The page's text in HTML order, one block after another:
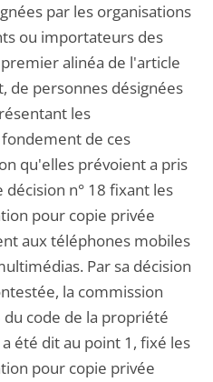
par les organisations
ou importateurs des
alinéa de l'article
de personnes désignées
les
de ces
qu'elles prévoient a pris
n° 18 fixant les
pour copie privée
aux téléphones mobiles
Par sa décision
la commission
code de la propriété
été dit au point 1, fixé les
pour copie privée